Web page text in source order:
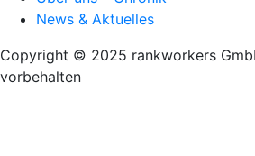
News & Aktuelles
Copyright © 2025 rankworkers
vorbehalten